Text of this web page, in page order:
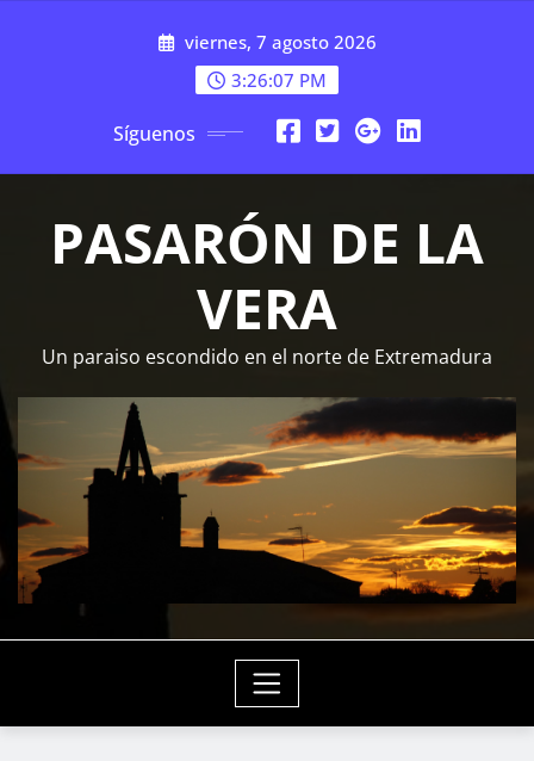
viernes, 7 agosto 2026
3:26:08 PM
Síguenos
PASARÓN DE LA
VERA
Un paraiso escondido en el norte de Extremadura